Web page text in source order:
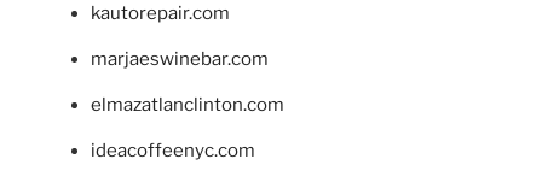
kautorepair.com
marjaeswinebar.com
elmazatlanclinton.com
ideacoffeenyc.com